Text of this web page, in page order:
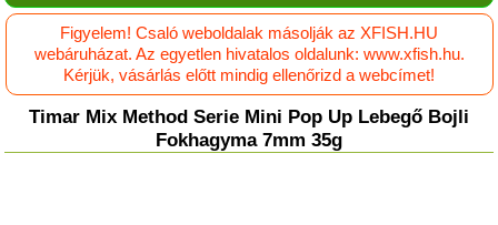
Figyelem! Csaló weboldalak másolják az XFISH.HU
webáruházat. Az egyetlen hivatalos oldalunk: www.xfish.hu.
Kérjük, vásárlás előtt mindig ellenőrizd a webcímet!
Timar Mix Method Serie Mini Pop Up Lebegő Bojli
Fokhagyma 7mm 35g